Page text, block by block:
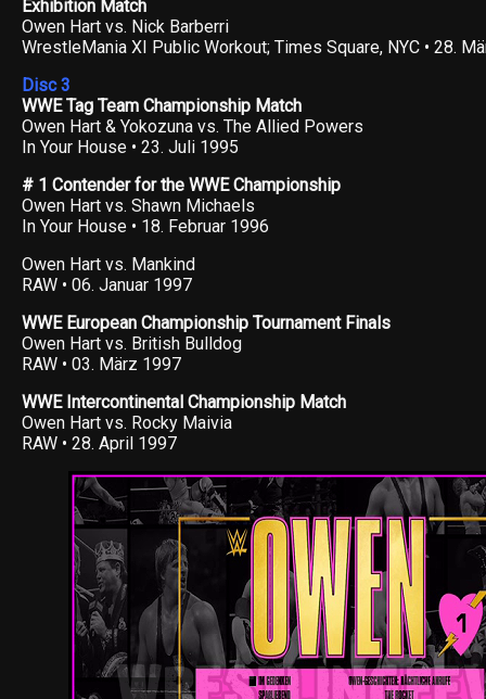
Exhibition Match
Owen Hart vs. Nick Barberri
WrestleMania XI Public Workout; Times Square, NYC • 28.
Disc 3
WWE Tag Team Championship Match
Owen Hart & Yokozuna vs. The Allied Powers
In Your House • 23. Juli 1995
# 1 Contender for the WWE Championship
Owen Hart vs. Shawn Michaels
In Your House • 18. Februar 1996
Owen Hart vs. Mankind
RAW • 06. Januar 1997
WWE European Championship Tournament Finals
Owen Hart vs. British Bulldog
RAW • 03. März 1997
WWE Intercontinental Championship Match
Owen Hart vs. Rocky Maivia
RAW • 28. April 1997